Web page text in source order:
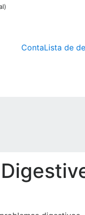
ContaLista de